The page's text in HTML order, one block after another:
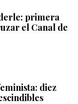
primera
el Canal de
diez